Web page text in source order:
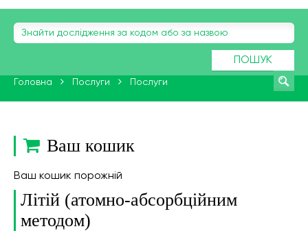
ПОШУК
Головна Послуги Послуги
Ваш кошик
Ваш кошик порожній
Літій (атомно-абсорбційним
методом)